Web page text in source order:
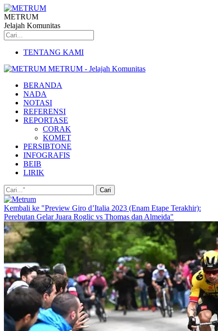
METRUM
Jelajah Komunitas
TENTANG KAMI
METRUM - Jelajah Komunitas
BERANDA
NADA
NOTASI
REFERENSI
REPORTASE
CORAK
KOMET
PERSIBTONE
INFOGRAFIS
BEIB
LIRIK
Kembali ke "Preview Giro d’Italia 2023 (Enam Etape Terakhir):
Perebutan Gelar Juara Roglic vs Thomas dan Almeida"